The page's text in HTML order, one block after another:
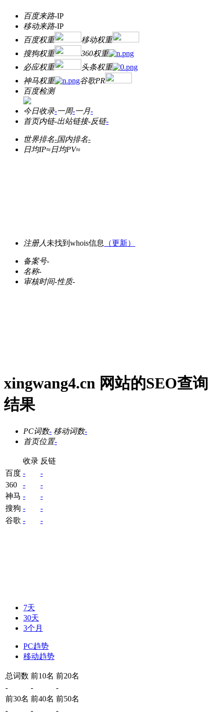
百度来路-IP
移动来路-IP
百度权重
移动权重
搜狗权重
360权重
必应权重
头条权重
神马权重
谷歌PR
百度检测
今日收录-一周-一月-
首页内链-出站链接-反链-
世界排名-国内排名-
日均IP≈日均PV≈
注册人 未找到whois信息 （更新）
备案号-
名称-
审核时间-性质-
xingwang4.cn 网站的SEO查询
结果
PC词数- 移动词数-
首页位置-
收录 反链
百度 -
-
360
-
-
神马 -
-
搜狗 -
-
谷歌 - -
7天
30天
3个月
PC趋势
移动趋势
总词数 前10名 前20名
-
-
-
前30名 前40名 前50名
-
-
-